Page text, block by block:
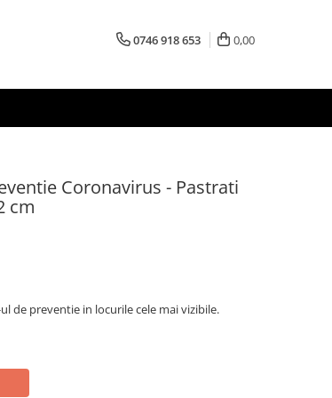
0746 918 653 0,00
Coronavirus - Pastrati
cm
de preventie in locurile cele mai vizibile.